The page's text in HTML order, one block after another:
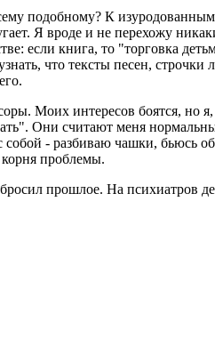
подобному? К
Я вроде и не перехожу
если книга, то "торговка
что тексты песен, строчки
Моих интересов боятся,
Они считают меня
- разбиваю чашки, бьюсь
проблемы.
прошлое. На психиатров